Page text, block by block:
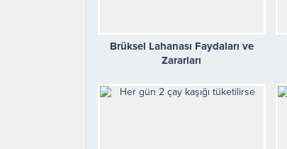
Brüksel Lahanası Faydaları ve
Zararları